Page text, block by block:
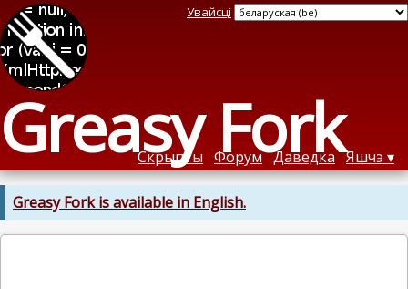
Greasy Fork
Увайсці
Скрыпты Форум Даведка Яшчэ
Greasy Fork is available in English.